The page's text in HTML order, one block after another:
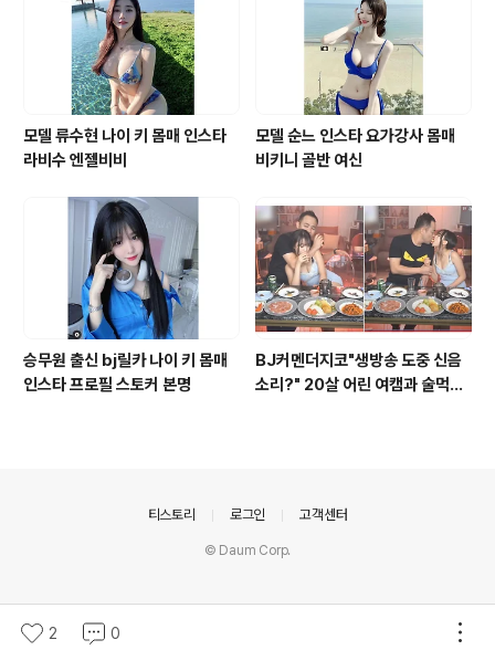
모델 류수현 나이 키 몸매 인스타
라비수 엔젤비비
모델 순느 인스타 요가강사 몸매
비키니 골반 여신
승무원 출신 bj릴카 나이 키 몸매
인스타 프로필 스토커 본명
BJ커멘더지코"생방송 도중 신음
소리?" 20살 어린 여캠과 술먹방
2 0
티스토리 로그인 고객센터
© Daum Corp.